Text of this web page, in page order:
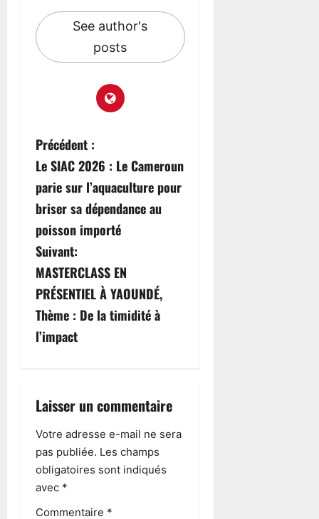
See author's
posts
Précédent :
Le SIAC 2026 : Le Cameroun
parie sur l’aquaculture pour
briser sa dépendance au
poisson importé
Suivant:
MASTERCLASS EN
PRÉSENTIEL À YAOUNDÉ,
Thème : De la timidité à
l’impact
Laisser un commentaire
Votre adresse e-mail ne sera
pas publiée. Les champs
obligatoires sont indiqués
avec *
Commentaire *